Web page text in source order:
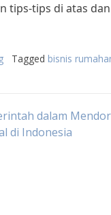
tips-tips di atas
Tagged bisnis
dalam
di Indonesia